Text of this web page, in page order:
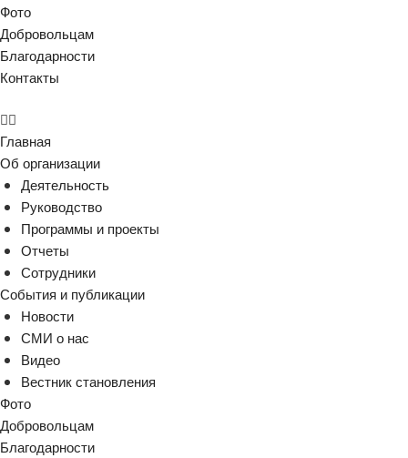
Фото
Добровольцам
Благодарности
Контакты
Главная
Об организации
Деятельность
Руководство
Программы и проекты
Отчеты
Сотрудники
События и публикации
Новости
СМИ о нас
Видео
Вестник становления
Фото
Добровольцам
Благодарности